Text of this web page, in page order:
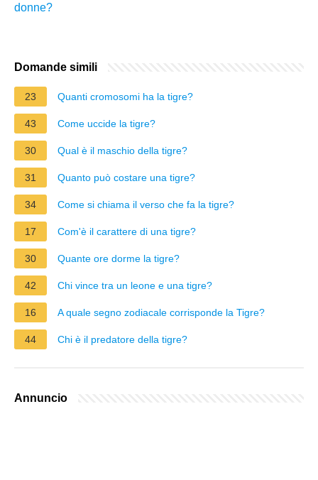
donne?
Domande simili
23 Quanti cromosomi ha la tigre?
43 Come uccide la tigre?
30 Qual è il maschio della tigre?
31 Quanto può costare una tigre?
34 Come si chiama il verso che fa la tigre?
17 Com'è il carattere di una tigre?
30 Quante ore dorme la tigre?
42 Chi vince tra un leone e una tigre?
16 A quale segno zodiacale corrisponde la Tigre?
44 Chi è il predatore della tigre?
Annuncio